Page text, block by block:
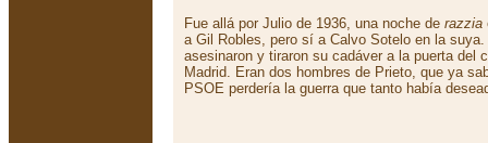
Fue allá por Julio de 1936, una noche de razzia
a Gil Robles, pero sí a Calvo Sotelo en la
asesinaron y tiraron su cadáver a la puerta del
Madrid. Eran dos hombres de Prieto, que ya
PSOE perdería la guerra que tanto había